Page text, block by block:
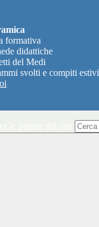
formativa
didattiche
del Medi
svolti e compiti estivi